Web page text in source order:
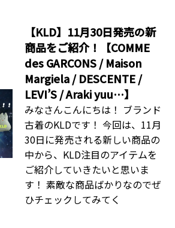
【KLD】11月30日発売の新
商品をご紹介！【COMME
des GARCONS / Maison
Margiela / DESCENTE /
LEVI’S / Araki yuu…】
みなさんこんにちは！ ブランド
古着のKLDです！ 今回は、11月
30日に発売される新しい商品の
中から、KLD注目のアイテムを
ご紹介していきたいと思いま
す！ 素敵な商品ばかりなのでぜ
ひチェックしてみてく